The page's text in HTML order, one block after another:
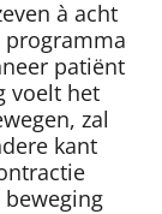
à acht
patiënt
voelt het
zal
kant